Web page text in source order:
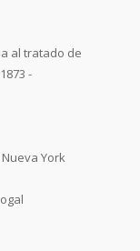
al tratado de
-
York